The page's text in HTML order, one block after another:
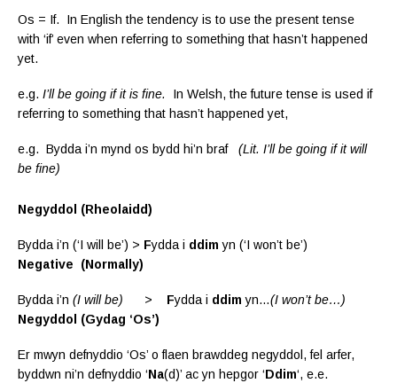
Os = If. In English the tendency is to use the present tense
with ‘if’ even when referring to something that hasn’t happened
yet.
e.g. I’ll be going if it is fine. In Welsh, the future tense is used if
referring to something that hasn’t happened yet,
e.g. Bydda i’n mynd os bydd hi’n braf (Lit. I’ll be going if it will
be fine)
Negyddol (Rheolaidd)
Bydda i’n (‘I will be’) > Fydda i ddim yn (‘I won’t be’)
Negative (Normally)
Bydda i’n (I will be) > Fydda i ddim yn…(I won’t be…)
Negyddol (Gydag ‘Os’)
Er mwyn defnyddio ‘Os’ o flaen brawddeg negyddol, fel arfer,
byddwn ni’n defnyddio ‘Na(d)’ ac yn hepgor ‘Ddim‘, e.e.